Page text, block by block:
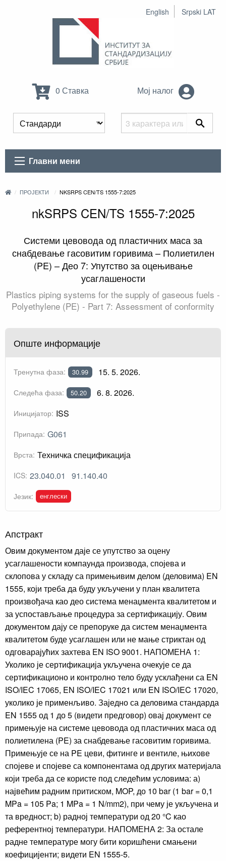
English Srpski LAT
0 Ставка Мој налог
Главни мени
ПРОЈЕКТИ NKSRPS CEN/TS 1555-7:2025
nkSRPS CEN/TS 1555-7:2025
Системи цевовода од пластичних маса за
снабдевање гасовитим горивима – Полиетилен
(PE) – Део 7: Упутство за оцењивање
усаглашености
Plastics piping systems for the supply of gaseous fuels -
Polyethylene (PE) - Part 7: Assessment of conformity
Опште информације
Тренутна фаза: 30.99 15. 5. 2026.
Следећа фаза: 50.20 6. 8. 2026.
Иницијатор: ISS
Припада: G061
Врста: Техничка спецификација
ICS: 23.040.01 91.140.40
Језик: енглески
Апстракт
Овим документом даје се упутство за оцену
усаглашености компаунда производа, спојева и
склопова у складу са примењивим делом (деловима) EN
1555, који треба да буду укључени у план квалитета
произвођача као део система менаџмента квалитетом и
за успостављање процедура за сертификацију. Овим
документом дају се препоруке да систем менаџмента
квалитетом буде усаглашен или не мање стриктан од
одговарајућих захтева EN ISO 9001. НАПОМЕНА 1:
Уколико је сертификација укључена очекује се да
сертификационо и контролно тело буду усклађени са EN
ISO/IEC 17065, EN ISO/IEC 17021 или EN ISO/IEC 17020,
уколико је применљиво. Заједно са деловима стандарда
EN 1555 од 1 до 5 (видети предговор) овај документ се
примењује на системе цевовода од пластичних маса од
полиетилена (PE) за снабдевање гасовитим горивима.
Примењује се на PE цеви, фитинге и вентиле, њихове
спојеве и спојеве са компонентама од других материјала
који треба да се користе под следећим условима: а)
највећим радним притиском, MOP, до 10 bar (1 bar = 0,1
MPa = 105 Pa; 1 MPa = 1 N/mm2), при чему је укључена и
та вредност; b) радној температури од 20 °C као
референтној температури. НАПОМЕНА 2: За остале
радне температуре могу бити коришћени смањени
коефицијенти; видети EN 1555-5.